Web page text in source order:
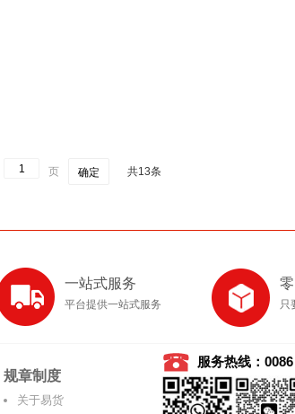
页 确定 共13条
一站式服务
平台提供一站式服务 只
规章制度
关于易货
服务热线：